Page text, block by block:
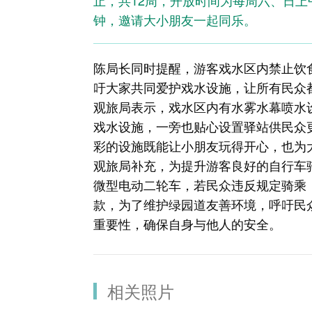
钟，邀请大小朋友一起同乐。
陈局长同时提醒，游客戏水区内禁止
吁大家共同爱护戏水设施，让所有民
观旅局表示，戏水区内有水雾水幕喷
戏水设施，一旁也贴心设置驿站供民
彩的设施既能让小朋友玩得开心，也
观旅局补充，为提升游客良好的自行
微型电动二轮车，若民众违反规定骑
款，为了维护绿园道友善环境，呼吁
重要性，确保自身与他人的安全。
相关照片